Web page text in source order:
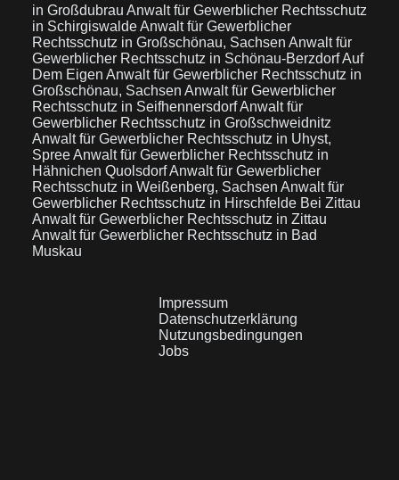
in Großdubrau Anwalt für Gewerblicher Rechtsschutz
in SchirgiswaldeAnwalt für Gewerblicher
Rechtsschutz in Großschönau, Sachsen Anwalt für
Gewerblicher Rechtsschutz in Schönau-Berzdorf Auf
Dem Eigen Anwalt für Gewerblicher Rechtsschutz in
Großschönau, Sachsen Anwalt für Gewerblicher
Rechtsschutz in SeifhennersdorfAnwalt für
Gewerblicher Rechtsschutz in Großschweidnitz
Anwalt für Gewerblicher Rechtsschutz in Uhyst,
SpreeAnwalt für Gewerblicher Rechtsschutz in
Hähnichen QuolsdorfAnwalt für Gewerblicher
Rechtsschutz in Weißenberg, Sachsen Anwalt für
Gewerblicher Rechtsschutz in Hirschfelde Bei Zittau
Anwalt für Gewerblicher Rechtsschutz in Zittau
Anwalt für Gewerblicher Rechtsschutz in Bad
Muskau
Impressum
Datenschutzerklärung
Nutzungsbedingungen
Jobs